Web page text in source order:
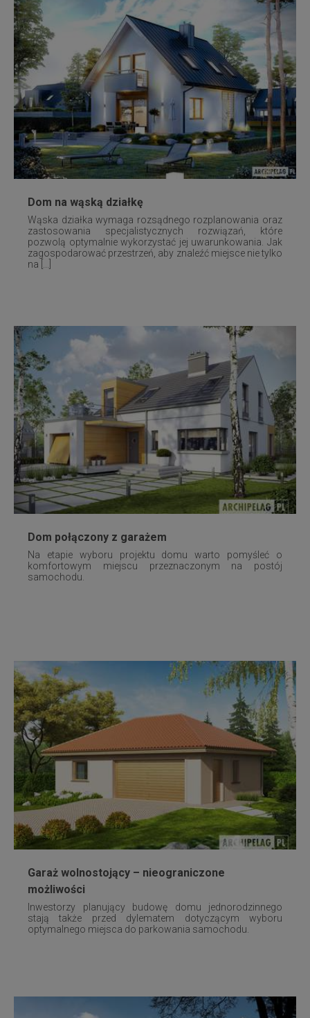
Dom na wąską działkę
Wąska działka wymaga rozsądnego rozplanowania oraz
zastosowania specjalistycznych rozwiązań, które
pozwolą optymalnie wykorzystać jej uwarunkowania. Jak
zagospodarować przestrzeń, aby znaleźć miejsce nie tylko
na [...]
Dom połączony z garażem
Na etapie wyboru projektu domu warto pomyśleć o
komfortowym miejscu przeznaczonym na postój
samochodu.
Garaż wolnostojący – nieograniczone
możliwości
Inwestorzy planujący budowę domu jednorodzinnego
stają także przed dylematem dotyczącym wyboru
optymalnego miejsca do parkowania samochodu.